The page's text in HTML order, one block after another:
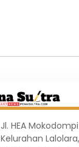
Jl. HEA
Kelurahan